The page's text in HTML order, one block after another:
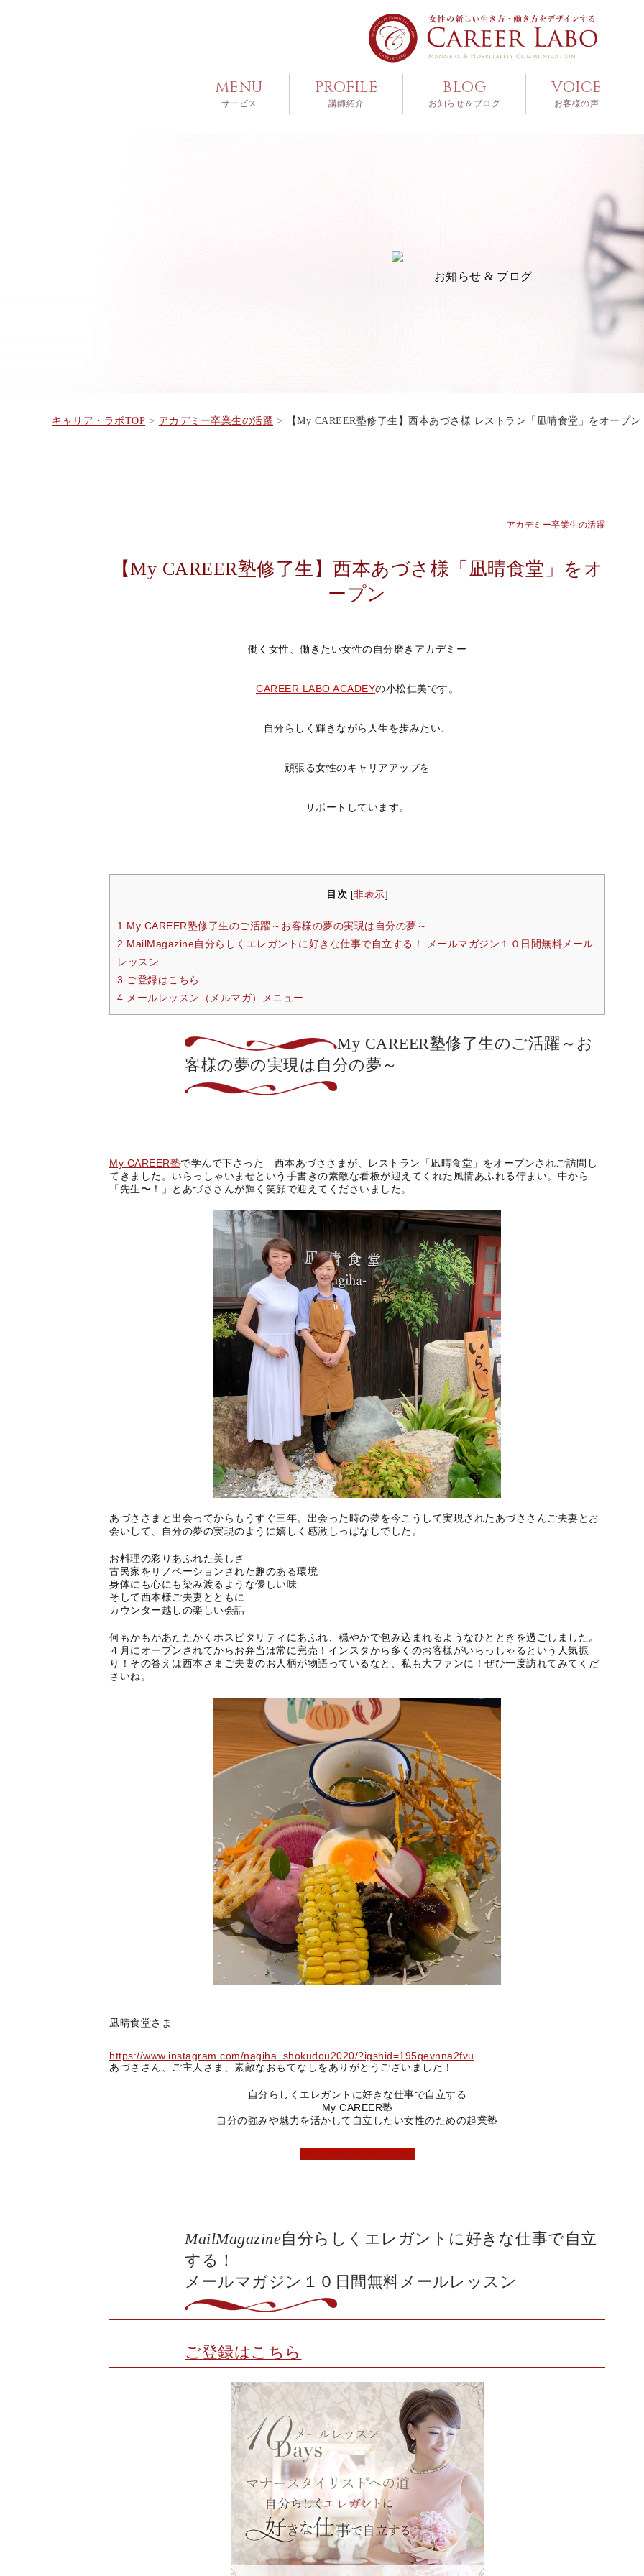
MENU
サービス
PROFILE
講師紹介
BLOG
お知らせ＆ブログ
VOICE
お客様の声
お知らせ & ブログ
キャリア・ラボTOP アカデミー卒業生の活躍 【My CAREER塾修了生】西本あづさ様 レストラン「凪晴食堂」をオープ
アカデミー卒業生の活躍
【My CAREER塾修了生】西本あづさ様「凪晴食堂」をオ
ープン
働く女性、働きたい女性の自分磨きアカデミー
CAREER LABO ACADEYの小松仁美です。
自分らしく輝きながら人生を歩みたい、
頑張る女性のキャリアアップを
サポートしています。
目次 非表示
1 My CAREER塾修了生のご活躍～お客様の夢の実現は自分の夢～
2 MailMagazine自分らしくエレガントに好きな仕事で自立する！ メールマガジン１０日間無料メール
レッスン
3 ご登録はこちら
4 メールレッスン（メルマガ）メニュー
My CAREER塾修了生のご活躍～ お
客様の夢の実現は自分の夢～
My CAREER塾で学んで下さった 西本あづささまが、レストラン「凪晴食堂」をオープンされご訪問し
てきました。いらっしゃいませという手書きの素敵な看板が迎えてくれた風情あふれる佇まい。中から
「先生〜！」とあづささんが輝く笑顔で迎えてくださいました。
あづささまと出会ってからもうすぐ三年。出会った時の夢を今こうして実現されたあづささんご夫妻とお
会いして、自分の夢の実現のように嬉しく感激しっぱなしでした。
お料理の彩りあふれた美しさ
古民家をリノベーションされた趣のある環境
身体にも心にも染み渡るような優しい味
そして西本様ご夫妻とともに
カウンター越しの楽しい会話
何もかもがあたたかくホスピタリティにあふれ、穏やかで包み込まれるようなひとときを過ごしました。
４月にオープンされてからお弁当は常に完売！インスタから多くのお客様がいらっしゃるという人気振
り！その答えは西本さまご夫妻のお人柄が物語っているなと、私も大ファンに！ぜひ一度訪れてみてくだ
さいね。
凪晴食堂さま
https://www.instagram.com/nagiha_shokudou2020/?igshid=195qevnna2fvu
あづささん、ご主人さま、素敵なおもてなしをありがとうございました！
自分らしくエレガントに好きな仕事で自立する
My CAREER塾
自分の強みや魅力を活かして自立したい女性のための起業塾
くわしくはこちらから≫
MailMagazine自分らしくエレガントに好きな仕事で自立
する！
メールマガジン１０日間無料メールレッスン
ご登録はこちら